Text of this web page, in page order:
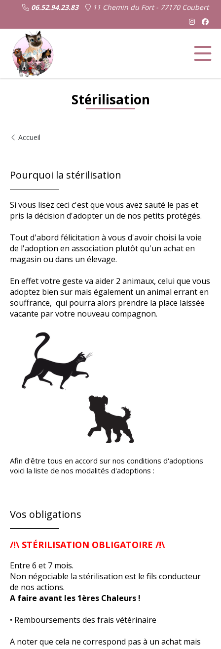
06.52.94.23.83 11 Chemin du Fort - 77170 Coubert
Stérilisation
Pourquoi la stérilisation
Si vous lisez ceci c'est que vous avez sauté le pas et
pris la décision d'adopter un de nos petits protégés.
Tout d'abord félicitation à vous d'avoir choisi la voie
de l'adoption en association plutôt qu'un achat en
magasin ou dans un élevage.
En effet votre geste va aider 2 animaux, celui que vous
adoptez bien sur mais également un animal errant en
souffrance, qui pourra alors prendre la place laissée
vacante par votre nouveau compagnon.
Afin d'être tous en accord sur nos conditions d'adoptions
voici la liste de nos modalités d'adoptions :
Vos obligations
/!\ STÉRILISATION OBLIGATOIRE /!\
Entre 6 et 7 mois.
Non négociable la stérilisation est le fils conducteur
de nos actions.
A faire avant les 1ères Chaleurs !
• Remboursements des frais vétérinaire
A noter que cela ne correspond pas à un achat mais